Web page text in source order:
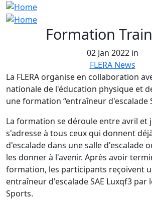
Formation
02 Jan 2022 in
FLERA News
La FLERA organise en collaboration
nationale de l'éducation physique et
une formation “entraîneur d'escalade
La formation se déroule entre avril et
s'adresse à tous ceux qui donnent
d'escalade dans une salle d'escalade
les donner à l'avenir. Après avoir
formation, les participants reçoivent
entraîneur d'escalade SAE Luxqf3 par
Sports.